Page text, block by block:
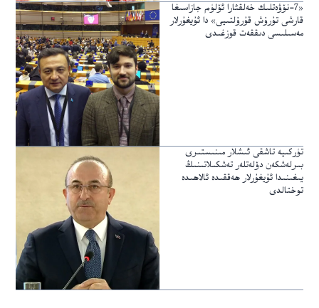
«7-نۆۋەتلىك خەلقئارا ئۆلۈم جازاسىغا
قارشى تۇرۇش قۇرۇلتىيى» دا ئۇيغۇرلار
مەسىلىسى دىققەت قوزغىدى
تۈركىيە تاشقى ئىشلار مىنىستىرى
بىرلەشكەن دۆلەتلەر تەشكىلاتىنىڭ
يىغىنىدا ئۇيغۇرلار ھەققىدە ئالاھىدە
توختالدى